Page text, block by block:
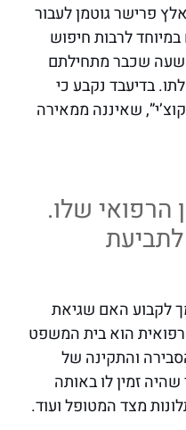
פרישר גוטמן לעבור
לרבות חיפוש
שכבר מתחילתם
בדיעבד נקבע כי
שאיננה ממאירה
הרפואי שלו.
לקבוע האם שגיאת
רפואית הוא בית המשפט
והתקינה של
זמין לו באותה
מצד המטופל ועוד.